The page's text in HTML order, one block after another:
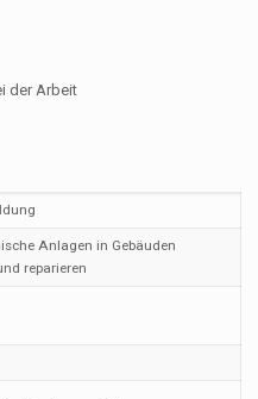
der Arbeit
Anlagen in Gebäuden
reparieren